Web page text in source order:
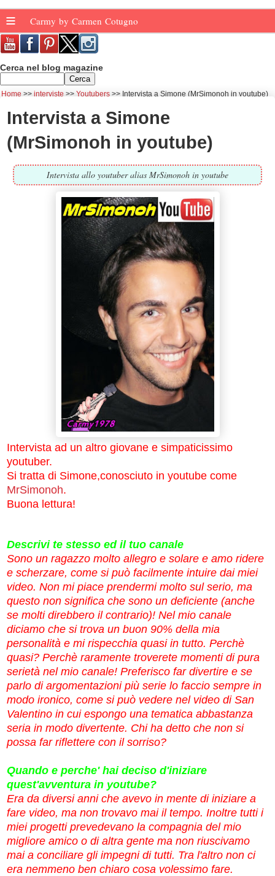
≡ Carmy by Carmen Cotugno
Cerca nel blog magazine
Home interviste Youtubers Intervista a Simone (MrSimonoh in youtube)
Intervista a Simone
(MrSimonoh in youtube)
Intervista allo youtuber alias MrSimonoh in youtube
Intervista ad un altro giovane e simpaticissimo
youtuber.
Si tratta di Simone,conosciuto in youtube come
MrSimonoh.
Buona lettura!
Descrivi te stesso ed il tuo canale
Sono un ragazzo molto allegro e solare e amo ridere
e scherzare, come si può facilmente intuire dai miei
video. Non mi piace prendermi molto sul serio, ma
questo non significa che sono un deficiente (anche
se molti direbbero il contrario)! Nel mio canale
diciamo che si trova un buon 90% della mia
personalità e mi rispecchia quasi in tutto. Perchè
quasi? Perchè raramente troverete momenti di pura
serietà nel mio canale! Preferisco far divertire e se
parlo di argomentazioni più serie lo faccio sempre in
modo ironico, come si può vedere nel video di San
Valentino in cui espongo una tematica abbastanza
seria in modo divertente. Chi ha detto che non si
possa far riflettere con il sorriso?
Quando e perche' hai deciso d'iniziare
quest'avventura in youtube?
Era da diversi anni che avevo in mente di iniziare a
fare video, ma non trovavo mai il tempo. Inoltre tutti i
miei progetti prevedevano la compagnia del mio
migliore amico o di altra gente ma non riuscivamo
mai a conciliare gli impegni di tutti. Tra l'altro non ci
era nemmeno ben chiaro cosa volessimo fare.